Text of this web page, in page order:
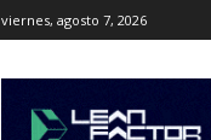
viernes, agosto 7, 2026